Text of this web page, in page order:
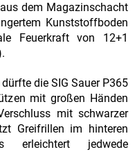
dem Magazinschacht
Kunststoffboden
Feuerkraft von 12+1
die SIG Sauer P365
mit großen Händen
mit schwarzer
Greifrillen im hinteren
erleichtert jedwede